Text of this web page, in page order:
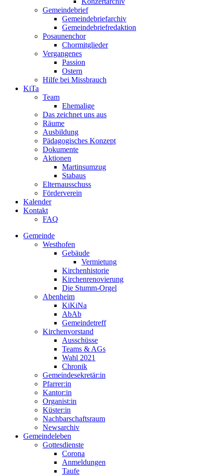
Gemeindebrief
Gemeindebriefarchiv
Gemeindebriefredaktion
Posaunenchor
Chormitglieder
Vergangenes
Passion
Ostern
Hilfe bei Missbrauch
KiTa
Team
Ehemalige
Das zeichnet uns aus
Räume
Ausbildung
Pädagogisches Konzept
Dokumente
Aktionen
Martinsumzug
Stabaus
Elternausschuss
Förderverein
Kalender
Kontakt
FAQ
Gemeinde
Westhofen
Gebäude
Vermietung
Kirchenhistorie
Kirchenrenovierung
Die Stumm-Orgel
Abenheim
KiKiNa
AbAb
Gemeindetreff
Kirchenvorstand
Ausschüsse
Teams & AGs
Wahl 2021
Chronik
Gemeindesekretär:in
Pfarrer:in
Kantor:in
Organist:in
Küster:in
Nachbarschaftsraum
Newsarchiv
Gemeindeleben
Gottesdienste
Corona
Anmeldungen
Taufe